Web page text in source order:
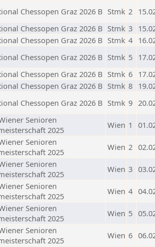
Chessopen Graz 2026 B Stmk 2
Chessopen Graz 2026 B Stmk 3
Chessopen Graz 2026 B Stmk 4
Chessopen Graz 2026 B Stmk 5
Chessopen Graz 2026 B Stmk 6
Chessopen Graz 2026 B Stmk 8
Chessopen Graz 2026 B Stmk 9
Senioren
2025
Wien 1
Senioren
2025
Wien 2
Senioren
2025
Wien 3
Senioren
2025
Wien 4
Senioren
2025
Wien 5
Senioren
2025
Wien 6